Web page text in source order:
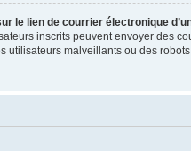
le lien de courrier électronique
inscrits peuvent envoyer des
utilisateurs malveillants ou des robots.